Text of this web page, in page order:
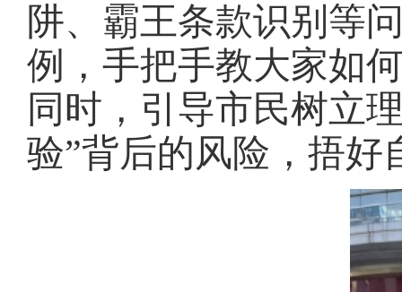
阱、霸王条款识别等
例，手把手教大家如
同时，引导市民树立
验”背后的风险，捂好